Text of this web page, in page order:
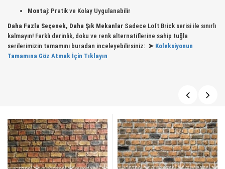
Montaj: Pratik ve Kolay Uygulanabilir
Daha Fazla Seçenek, Daha Şık Mekanlar Sadece Loft Brick serisi ile sınırlı
kalmayın! Farklı derinlik, doku ve renk alternatiflerine sahip tuğla
serilerimizin tamamını buradan inceleyebilirsiniz: ➤ Koleksiyonun
Tamamına Göz Atmak İçin Tıklayın